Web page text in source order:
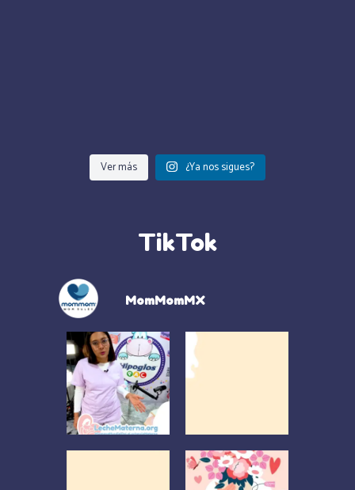
Ver más ¿Ya nos sigues?
TikTok
MomMomMX